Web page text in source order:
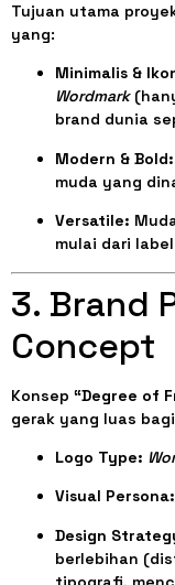
Tujuan utama
yang:
Minimalis &
Wordmark
brand dunia
Modern & Bold:
muda yang
Versatile:
mulai dari
3. Brand
Concept
Konsep “Degree of
gerak yang luas
Logo Type:
Visual Persona:
Design
berlebihan